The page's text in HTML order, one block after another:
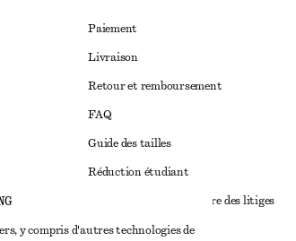
Paiement
Livraison
Retour et remboursement
FAQ
Guide des tailles
Réduction étudiant
Règlement extrajudiciaire des litiges
Conditions générales
y compris d'autres technologies de